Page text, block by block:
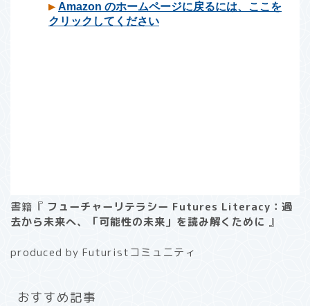
書籍『 フューチャーリテラシー Futures Literacy：過
去から未来へ、「可能性の未来」を読み解くために 』
produced by Futuristコミュニティ
おすすめ記事